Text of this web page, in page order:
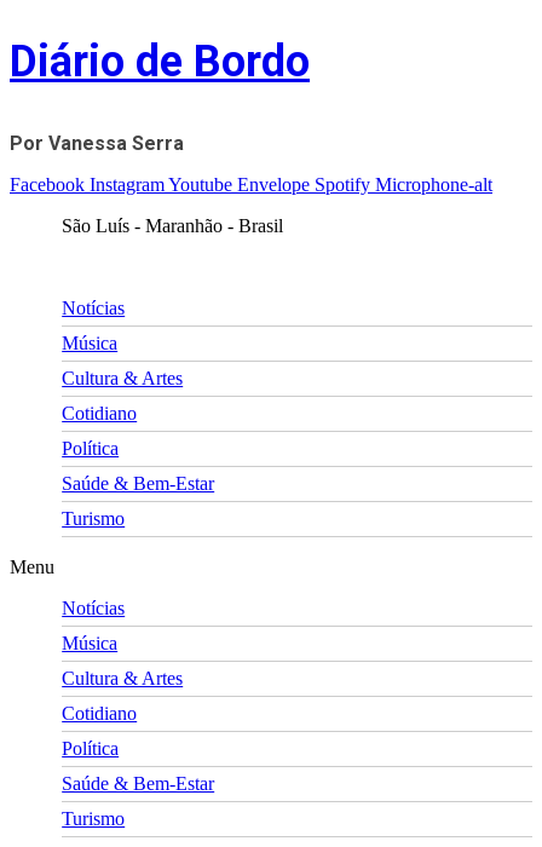
Skip
to
content
Diário de Bordo
Por Vanessa Serra
Facebook InstagramYoutube Envelope Spotify Microphone-alt
São Luís - Maranhão - Brasil
Notícias
Música
Cultura & Artes
Cotidiano
Política
Saúde & Bem-Estar
Turismo
Menu
Notícias
Música
Cultura & Artes
Cotidiano
Política
Saúde & Bem-Estar
Turismo